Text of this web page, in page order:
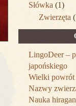
Słówka (1)
Zwierzęta
LingoDeer –
japońskiego
Wielki powrót
Nazwy
Nauka